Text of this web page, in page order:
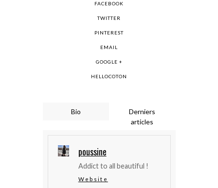
FACEBOOK
TWITTER
PINTEREST
EMAIL
GOOGLE +
HELLOCOTON
Bio
Derniers
articles
poussine
Addict to all beautiful !
Website